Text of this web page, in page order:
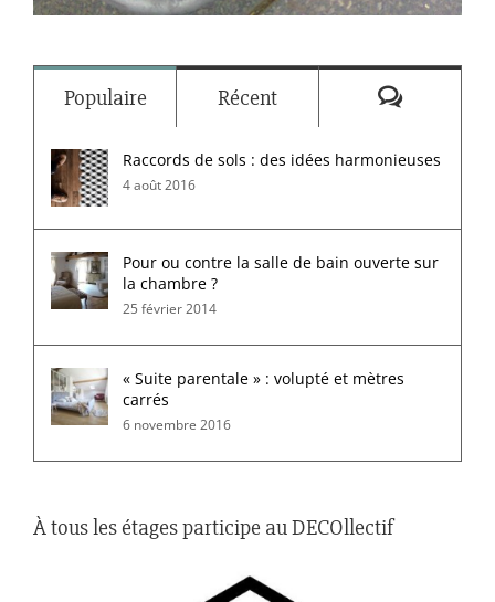
Populaire Récent
Raccords de sols : des idées harmonieuses
4 août 2016
Pour ou contre la salle de bain ouverte sur
la chambre ?
25 février 2014
« Suite parentale » : volupté et mètres
carrés
6 novembre 2016
À tous les étages participe au DECOllectif